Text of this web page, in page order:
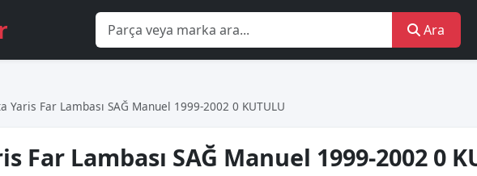
Ara
Yaris Far Lambası SAĞ Manuel 1999-2002 0 KUTULU
Far Lambası SAĞ Manuel 1999-2002 0